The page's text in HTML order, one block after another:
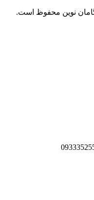
نوین محفوظ است.